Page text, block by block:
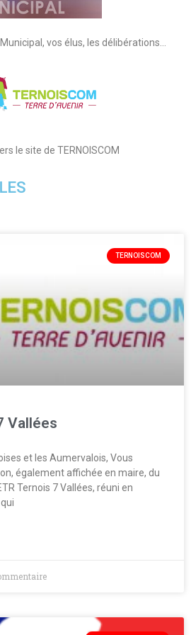
vos élus, les délibérations…
le site de TERNOISCOM
TERNOISCOM
Vallées
et les Aumervalois, Vous
également affichée en maire, du
Ternois 7 Vallées, réuni en